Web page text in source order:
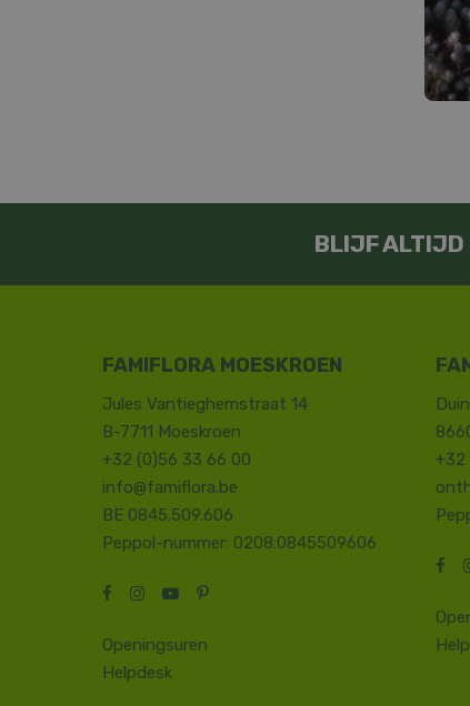
BLIJF ALTIJD
FAMIFLORA MOESKROEN
Jules Vantieghemstraat 14
B-7711 Moeskroen
+32 (0)56 33 66 00
info@famiflora.be
BE 0845.509.606
Peppol-nummer: 0208:0845509606
Openingsuren
Helpdesk
+32